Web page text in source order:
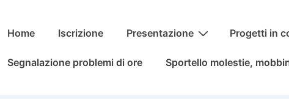
MenuHome Iscrizione Presentazione Progetti in
Segnalazione problemi di ore Sportello molestie,